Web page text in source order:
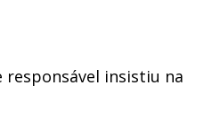
insistiu na